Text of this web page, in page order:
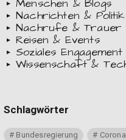
Menschen & Blogs
Nachrichten & Politik
Nachrufe & Trauer
Reisen & Events
Soziales Engagement
Wissenschaft &
Schlagwörter
Bundesregierung